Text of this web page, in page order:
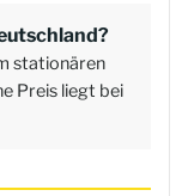
stationären
Preis liegt bei